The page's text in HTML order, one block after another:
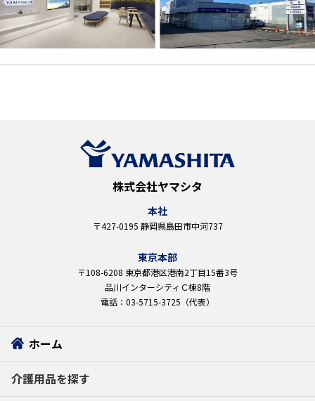
株式会社ヤマシタ
本社
〒427-0195 静岡県島田市中河737
東京本部
〒108-6208 東京都港区港南2丁目15番3号
品川インターシティＣ棟8階
電話：03-5715-3725（代表）
ホーム
介護用品を探す